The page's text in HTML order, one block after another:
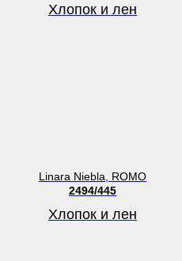
Хлопок и лен
Linara Niebla, ROMO
2494/445
Хлопок и лен